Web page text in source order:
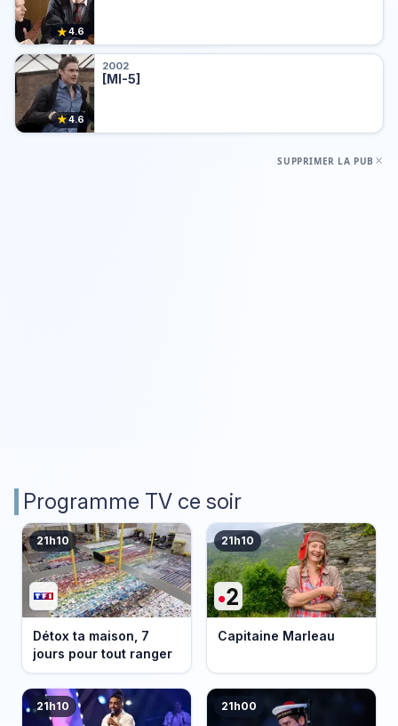
★4.6
★4.6
2002
[MI-5]
SUPPRIMER LA PUB
Programme TV ce soir
21h10
Détox ta maison, 7
jours pour tout ranger
21h10
Capitaine Marleau
21h10 21h00